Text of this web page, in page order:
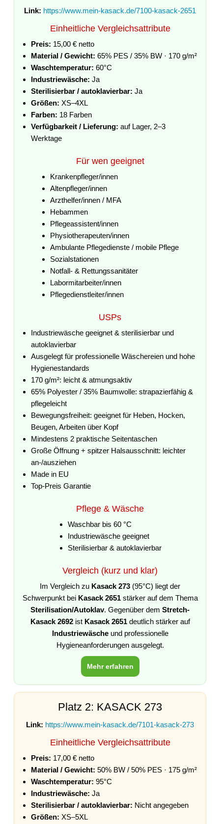
Link: https://www.mein-kasack.de/7100-kasack-2651
Einheitliche Vergleichsattribute
Preis: 15,00 € netto
Material / Gewicht: 65% PES / 35% BW · 170 g/m²
Waschtemperatur: 60°C
Industriewäsche: Ja
Sterilisierbar / autoklavierbar: Ja
Größen: XS–4XL
Farben: 18 Farben
Verfügbarkeit / Lieferung: auf Lager, 2–3
Werktage
Für wen geeignet
Krankenpfleger/innen
Altenpfleger/innen
Arzthelfer/innen / MFA
Hebammen
Pflegeassistent/innen
Physiotherapeuten/innen
Ambulante Pflegedienste / mobile Pflege
Sozialstationen
Notfall- & Rettungssanitäter
Labormitarbeiter/innen
Pflegedienstleiter/innen
USPs
Industriewäsche geeignet & sterilisierbar und
autoklavierbar
Ausgelegt für professionelle Wäschereien und hohe
Hygienestandards
170 g/m²: leicht & atmungsaktiv
65% Polyester / 35% Baumwolle: strapazierfähig &
pflegeleicht
Bewegungsfreiheit: geeignet für Heben, Hocken,
Beugen, Arbeiten über Kopf
Mindestens 2 praktische Seitentaschen
Große Öffnung + spitzer Halsausschnitt: leichter
an-/ausziehen
Made in EU
Top-Preis Garantie
Pflege & Wäsche
Waschbar bis 60 °C
Industriewäsche geeignet
Sterilisierbar & autoklavierbar
Vergleich (kurz und klar)
Im Vergleich zu Kasack 273 (95°C) liegt der
Schwerpunkt bei Kasack 2651stärker auf dem Thema
Sterilisation/Autoklav. Gegenüber dem Stretch-
Kasack 2692ist Kasack 2651deutlich stärker auf
Industriewäscheund professionelle
Hygieneanforderungen ausgelegt.
Mehr erfahren
Platz 2: KASACK 273
Link: https://www.mein-kasack.de/7101-kasack-273
Einheitliche Vergleichsattribute
Preis: 17,00 € netto
Material / Gewicht: 50% BW / 50% PES · 175 g/m²
Waschtemperatur: 95°C
Industriewäsche: Ja
Sterilisierbar / autoklavierbar: Nicht angegeben
Größen: XS–5XL